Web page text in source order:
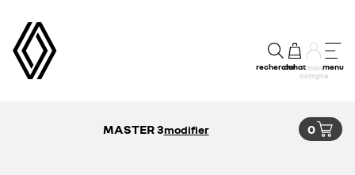
rechercheachatmon
compte
menu
MASTER 3modifier 0